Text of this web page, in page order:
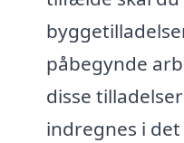
påbegynde
disse
indregnes i